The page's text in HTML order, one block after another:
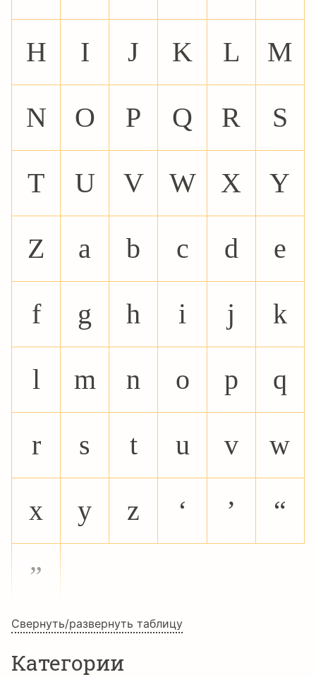
H I J K L M
N O P Q R S
T U V W X Y
Z a b c d e
f g h i j k
l m n o p q
r s t u v w
x y z ‘ ’ “
”
Свернуть/развернуть таблицу
Категории